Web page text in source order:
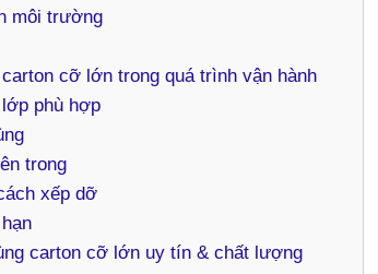
môi trường
cỡ lớn trong quá trình vận hành
phù hợp
trong
xếp dỡ
carton cỡ lớn uy tín & chất lượng